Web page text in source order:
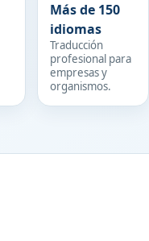
Más de 150
idiomas
Traducción
profesional para
empresas y
organismos.